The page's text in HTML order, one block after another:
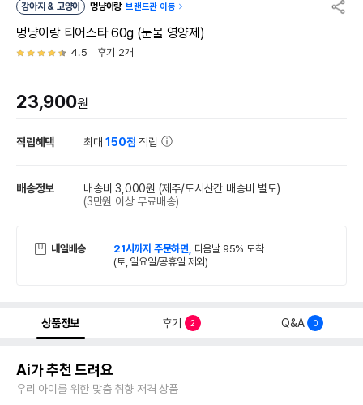
강아지 & 고양이 멍냥이랑 브랜드관 이동
멍냥이랑 티어스타 60g (눈물 영양제)
4.5 후기 2개
23,900원
적립혜택 최대150점 적립
배송정보 배송비 3,000원 (제주/도서산간 배송비 별도)
(3만원 이상 무료배송)
내일배송 21시까지 주문하면, 다음날 95% 도착
(토, 일요일/공휴일 제외)
상품정보 후기 2 Q&A 0
Ai가 추천 드려요
우리 아이를 위한 맞춤 취향 저격 상품